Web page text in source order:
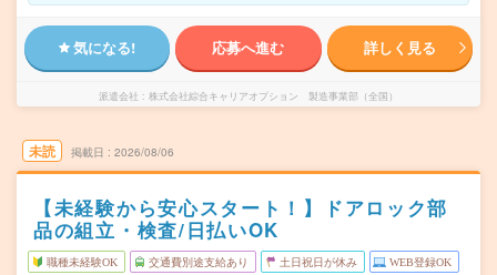
気になる! 応募へ進む 詳しく見る
派遣会社 株式会社綜合キャリアオプション 製造事業部（全国）
未読 掲載日 2026/08/06
【未経験から安心スタート！】ドアロック部
品の組立・検査/日払いOK
職種未経験OK 交通費別途支給あり 土日祝日が休み WEB登録OK